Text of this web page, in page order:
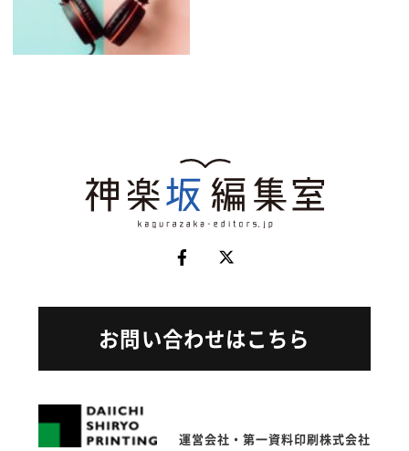
運営会社・第一資料印刷株式会社
お問い合わせはこちら